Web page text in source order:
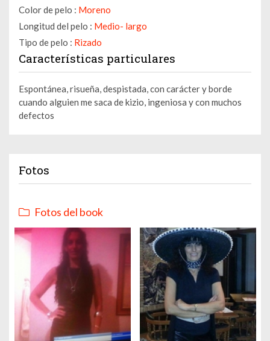
Color de pelo : Moreno
Longitud del pelo : Medio- largo
Tipo de pelo : Rizado
Características particulares
Espontánea, risueña, despistada, con carácter y borde
cuando alguien me saca de kizio, ingeniosa y con muchos
defectos
Fotos
Fotos del book